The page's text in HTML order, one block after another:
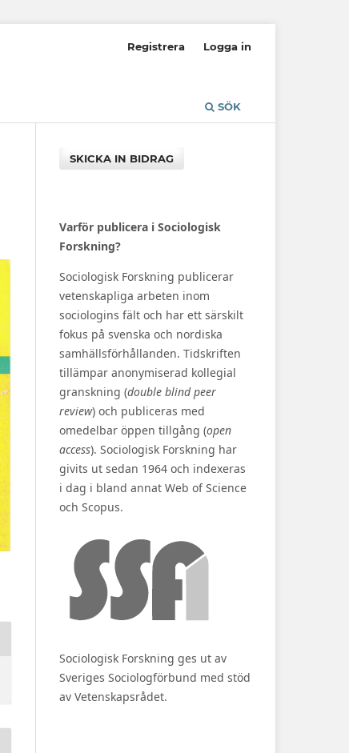
SÖK
Registrera Logga in
SKICKA IN BIDRAG
Varför publicera i Sociologisk
Forskning?
Sociologisk Forskning publicerar
vetenskapliga arbeten inom
sociologins fält och har ett särskilt
fokus på svenska och nordiska
samhällsförhållanden. Tidskriften
tillämpar anonymiserad kollegial
granskning (double blind peer
review) och publiceras med
omedelbar öppen tillgång (open
access). Sociologisk Forskning har
givits ut sedan 1964 och indexeras
i dag i bland annat Web of Science
och Scopus.
Sociologisk Forskning ges ut av
Sveriges Sociologförbund med stöd
av Vetenskapsrådet.